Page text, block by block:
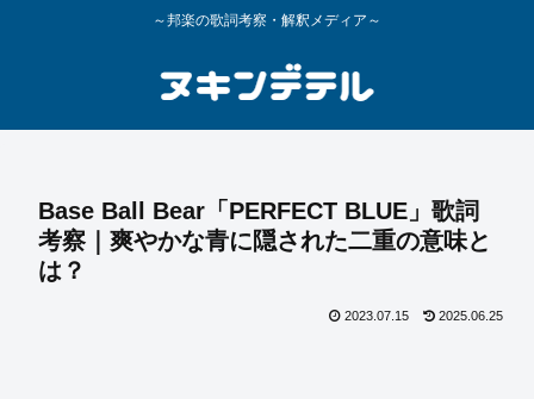
～邦楽の歌詞考察・解釈メディア～
Base Ball Bear「PERFECT BLUE」歌詞
考察｜爽やかな青に隠された二重の意味と
は？
2023.07.15 2025.06.25